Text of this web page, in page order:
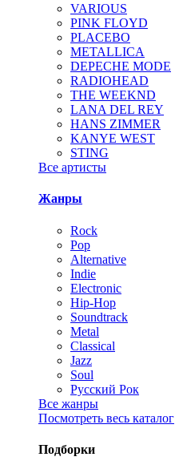
VARIOUS
PINK FLOYD
PLACEBO
METALLICA
DEPECHE MODE
RADIOHEAD
THE WEEKND
LANA DEL REY
HANS ZIMMER
KANYE WEST
STING
Все артисты
Жанры
Rock
Pop
Alternative
Indie
Electronic
Hip-Hop
Soundtrack
Metal
Classical
Jazz
Soul
Русский Рок
Все жанры
Посмотреть весь каталог
Подборки